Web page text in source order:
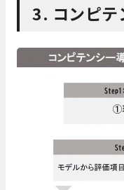
3. コンピテ